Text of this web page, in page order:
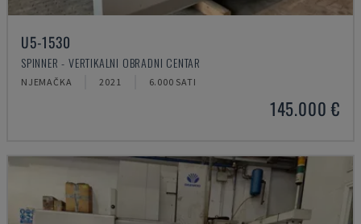
U5-1530
SPINNER - VERTIKALNI OBRADNI CENTAR
NJEMAČKA 2021 6.000 SATI
145.000 €